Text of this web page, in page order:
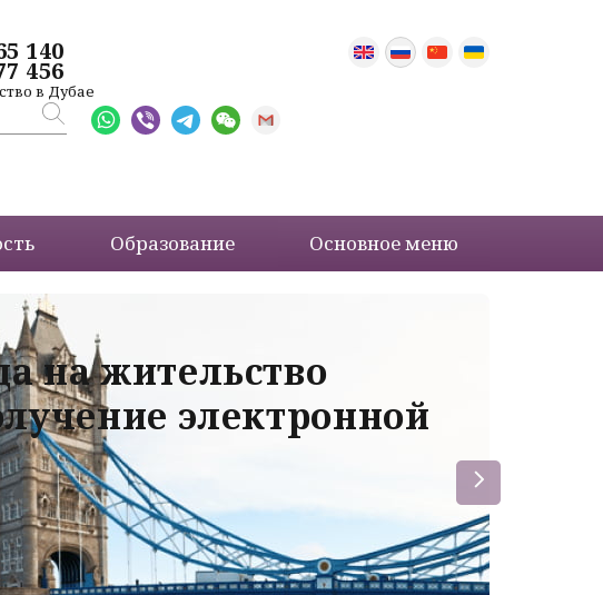
140
456
в Дубае
Образование Основное меню
на жительство
электронной